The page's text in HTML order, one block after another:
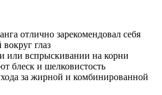
отлично зарекомендовал себя
глаз
или вспрыскивании на корни
блеск и шелковистость
за жирной и комбинированной